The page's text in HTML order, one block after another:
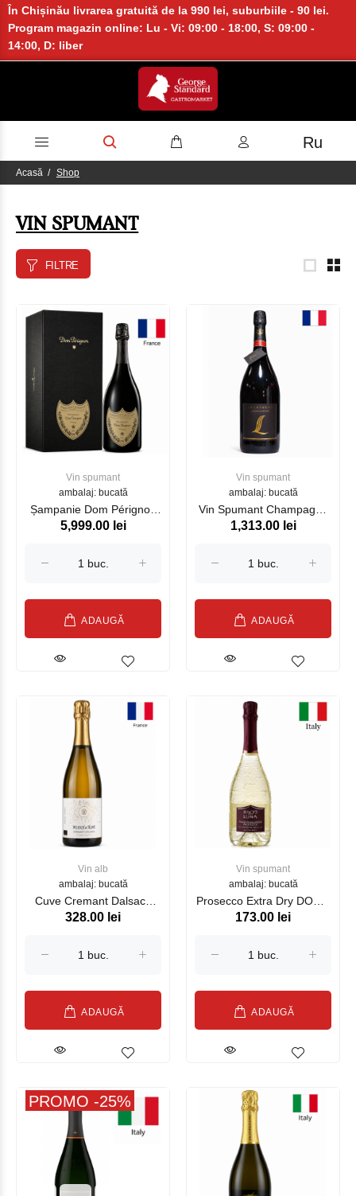
În Chișinău livrarea gratuită de la 990 lei, suburbiile - 90 lei.
Program magazin online: Lu - Vi: 09:00 - 18:00, S: 09:00 -
14:00, D: liber
Ru
Acasă Shop
VIN SPUMANT
FILTRE
Vin spumant
ambalaj: bucată
Șampanie Dom Pérignon
cu cutie alc 12.5% 0.75L
5,999.00 lei
ADAUGĂ
Vin spumant
ambalaj: bucată
Vin Spumant Champagne
Blanc de Noirs, alb, 750ml,
1,313.00 lei
ADAUGĂ
Vin alb
ambalaj: bucată
Cuve Cremant Dalsace
Chardonnay Wunsch et
328.00 lei
ADAUGĂ
Vin spumant
ambalaj: bucată
Proseсco Extra Dry DOCG
Valdobbiadene Bacio Della
173.00 lei
ADAUGĂ
PROMO -25%